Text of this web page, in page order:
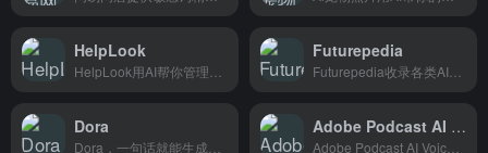
HelpLook Futurepedia
Dora Adobe Podcast AI Voice